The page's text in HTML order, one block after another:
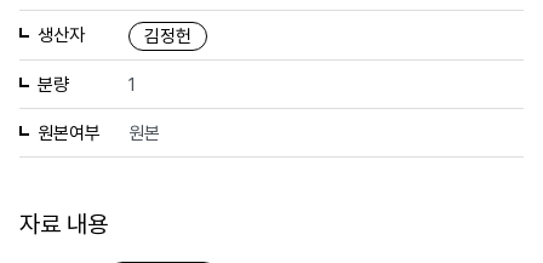
생산자 김정헌
분량 1
원본여부 원본
자료 내용